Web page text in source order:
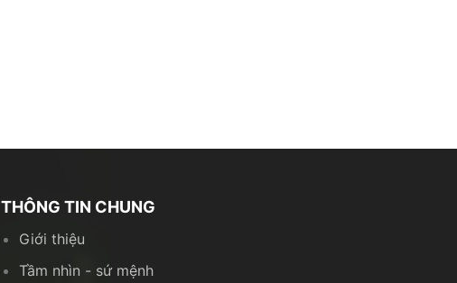
THÔNG TIN CHUNG
Giới thiệu
Tầm nhìn - sứ mệnh